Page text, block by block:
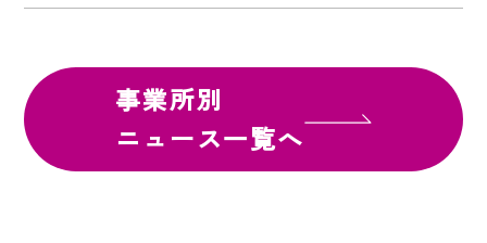
事業所別
ニュース一覧へ